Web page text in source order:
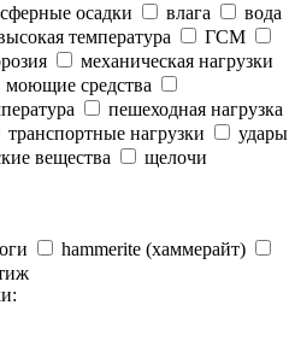
осадки влага
вода
температура
ГСМ
механическая нагрузки
моющие средства
пешеходная нагрузка
транспортные нагрузки
удары
вещества
щелочи
hammerite (хаммерайт)